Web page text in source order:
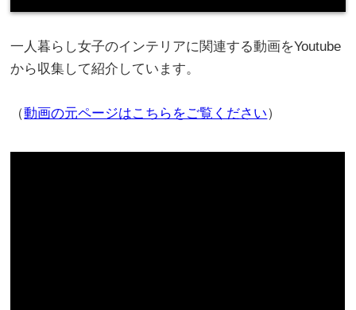
一人暮らし女子のインテリアに関連する動画をYoutube
から収集して紹介しています。
（動画の元ページはこちらをご覧ください）